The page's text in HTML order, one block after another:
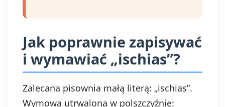
Jak poprawnie zapisywać
i wymawiać „ischias”?
Zalecana pisownia małą literą: „ischias”.
Wymowa utrwalona w polszczyźnie: